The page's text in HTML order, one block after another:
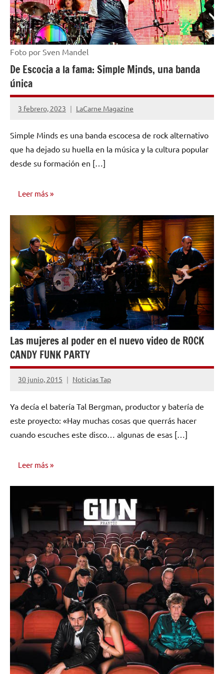
Foto por Sven Mandel
De Escocia a la fama: Simple Minds, una banda
única
3 febrero, 2023 LaCarne Magazine
No
comentarios
Simple Minds es una banda escocesa de rock alternativo
que ha dejado su huella en la música y la cultura popular
desde su formación en […]
Leer más
INVESTIGACIÓN
MUSICAL
Las mujeres al poder en el nuevo video de ROCK
CANDY FUNK PARTY
30 junio, 2015 Noticias Tap
No
comentarios
Ya decía el batería Tal Bergman, productor y batería de
este proyecto: «Hay muchas cosas que querrás hacer
cuando escuches este disco… algunas de esas […]
Leer más